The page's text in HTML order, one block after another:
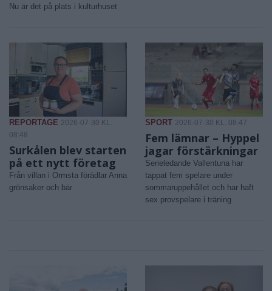
Nu är det på plats i kulturhuset
REPORTAGE 2026-07-30 KL.
08:48
Surkålen blev starten
på ett nytt företag
Från villan i Ormsta förädlar Anna
grönsaker och bär
SPORT 2026-07-30 KL. 08:47
Fem lämnar – Hyppel
jagar förstärkningar
Serieledande Vallentuna har
tappat fem spelare under
sommaruppehållet och har haft
sex provspelare i träning